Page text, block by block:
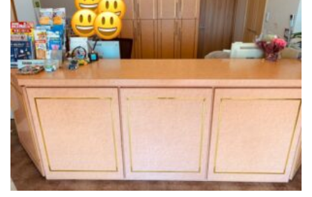
イベント情報
資料請求・お問い合わせ